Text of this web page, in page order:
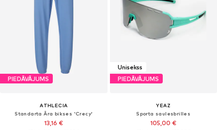
PIEDĀVĀJUMS
ATHLECIA
Standarta Āra bikses 'Crecy'
13,16 €
Unisekss
PIEDĀVĀJUMS
YEAZ
Sporta saulesbrilles
105,00 €